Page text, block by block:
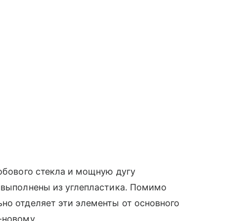
стекла и мощную дугу
из углепластика. Помимо
отделяет эти элементы от основного